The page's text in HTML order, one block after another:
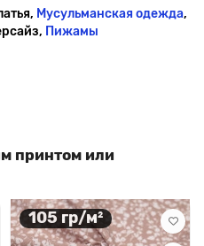
Мусульманская одежда,
Пижамы
принтом или
105 гр/м²